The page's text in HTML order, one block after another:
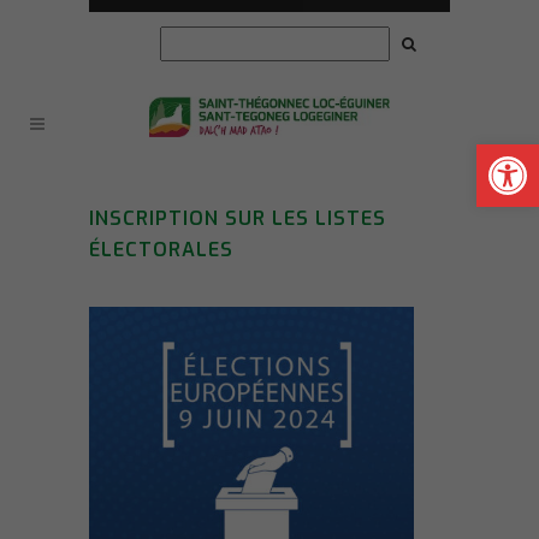
Ouvrir
INSCRIPTION SUR LES LISTES
ÉLECTORALES